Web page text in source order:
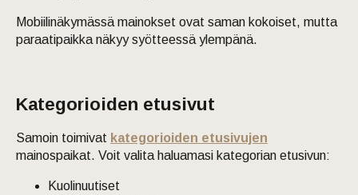
Mobiilinäkymässä mainokset ovat saman kokoiset, mutta
paraatipaikka näkyy syötteessä ylempänä.
Kategorioiden etusivut
Samoin toimivat kategorioiden etusivujen
mainospaikat. Voit valita haluamasi kategorian etusivun:
Kuolinuutiset